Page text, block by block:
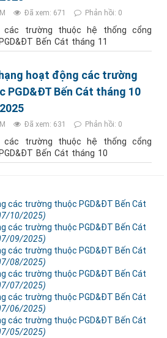
Đã xem: 671 Phản hồi: 0
các trường thuộc hệ thống cổng
Bến Cát tháng 11
hoạt động các trường
PGD&ĐT Bến Cát tháng 10
Đã xem: 631 Phản hồi: 0
các trường thuộc hệ thống cổng
Bến Cát tháng 10
các trường thuộc PGD&ĐT Bến Cát
10/2025)
các trường thuộc PGD&ĐT Bến Cát
09/2025)
các trường thuộc PGD&ĐT Bến Cát
08/2025)
các trường thuộc PGD&ĐT Bến Cát
07/2025)
các trường thuộc PGD&ĐT Bến Cát
06/2025)
các trường thuộc PGD&ĐT Bến Cát
05/2025)